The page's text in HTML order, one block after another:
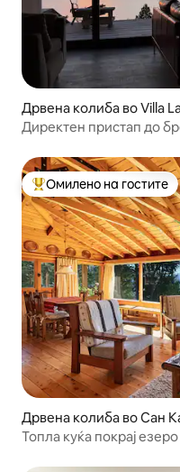
Дрвена колиба во Villa
Директен пристап до
Меѓу најуспешните
Омилено на гостите
Дрвена колиба во Сан
Топла куќа покрај